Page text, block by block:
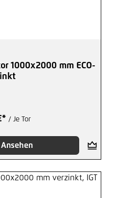
1000x2000 mm ECO-
/ Je Tor
Ansehen